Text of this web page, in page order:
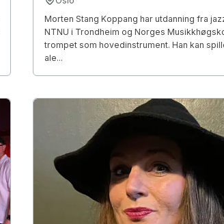
Morten Stang Koppang har utdanning fra
NTNU i Trondheim og Norges
trompet som hovedinstrument. Han kan
ale...